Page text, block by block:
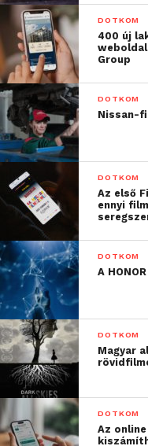
DOTKOM
400 új
Group
DOTKOM
Nissan-
DOTKOM
Az első
ennyi
DOTKOM
A
DOTKOM
Magyar
DOTKOM
Az